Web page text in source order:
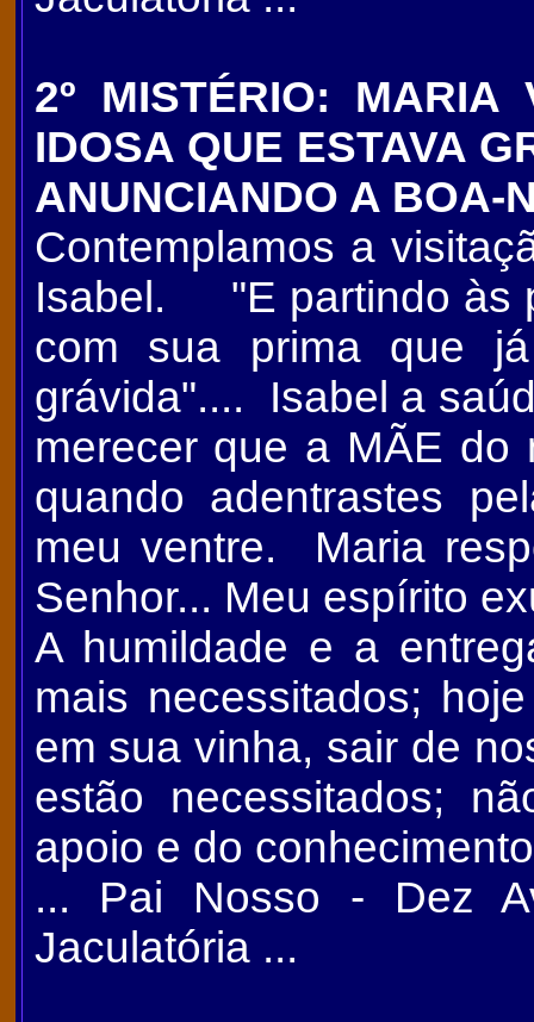
2º MISTÉRIO: MARIA
IDOSA QUE ESTAVA
ANUNCIANDO A BOA-
Contemplamos a
Isabel. "E partindo às
com sua prima que
grávida".... Isabel a
merecer que a MÃE do
quando adentrastes
meu ventre. Maria
Senhor... Meu espírito
A humildade e a
mais necessitados;
em sua vinha, sair de
estão necessitados;
apoio e do
... Pai Nosso - Dez
Jaculatória ...